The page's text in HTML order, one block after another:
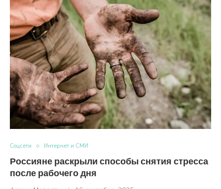
Coцсети Интернет и СМИ
Россияне раскрыли способы снятия стресса
после рабочего дня